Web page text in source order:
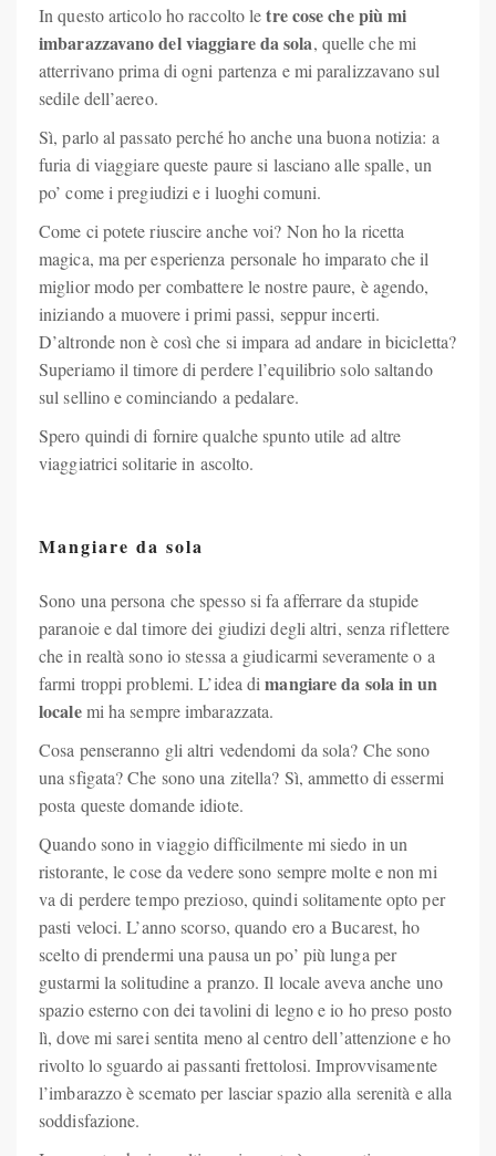
In questo articolo ho raccolto letre cose che più mi
imbarazzavano del viaggiare da sola, quelle che mi
atterrivano prima di ogni partenza e mi paralizzavano sul
sedile dell’aereo.
Sì, parlo al passato perché ho anche una buona notizia: a
furia di viaggiare queste paure si lasciano alle spalle, un
po’ come i pregiudizi e i luoghi comuni.
Come ci potete riuscire anche voi? Non ho la ricetta
magica, ma per esperienza personale ho imparato che il
miglior modo per combattere le nostre paure, è agendo,
iniziando a muovere i primi passi, seppur incerti.
D’altronde non è così che si impara ad andare in bicicletta?
Superiamo il timore di perdere l’equilibrio solo saltando
sul sellino e cominciando a pedalare.
Spero quindi di fornire qualche spunto utile ad altre
viaggiatrici solitarie in ascolto.
Mangiare da sola
Sono una persona che spesso si fa afferrare da stupide
paranoie e dal timore dei giudizi degli altri, senza riflettere
che in realtà sono io stessa a giudicarmi severamente o a
farmi troppi problemi. L’idea dimangiare da sola in un
localemi ha sempre imbarazzata.
Cosa penseranno gli altri vedendomi da sola? Che sono
una sfigata? Che sono una zitella? Sì, ammetto di essermi
posta queste domande idiote.
Quando sono in viaggio difficilmente mi siedo in un
ristorante, le cose da vedere sono sempre molte e non mi
va di perdere tempo prezioso, quindi solitamente opto per
pasti veloci. L’anno scorso, quando ero a Bucarest, ho
scelto di prendermi una pausa un po’ più lunga per
gustarmi la solitudine a pranzo. Il locale aveva anche uno
spazio esterno con dei tavolini di legno e io ho preso posto
lì, dove mi sarei sentita meno al centro dell’attenzione e ho
rivolto lo sguardo ai passanti frettolosi. Improvvisamente
l’imbarazzo è scemato per lasciar spazio alla serenità e alla
soddisfazione.